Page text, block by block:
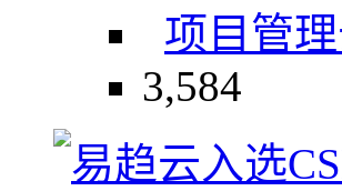
项目管理
3,584